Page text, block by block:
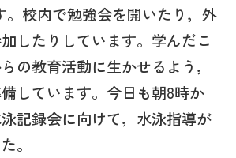
。校内で勉強会を開いたり，外
したりしています。学んだこ
の教育活動に生かせるよう，
しています。今日も朝8時か
記録会に向けて，水泳指導が
。